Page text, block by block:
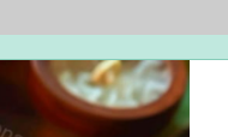
노래방알바 주점알바